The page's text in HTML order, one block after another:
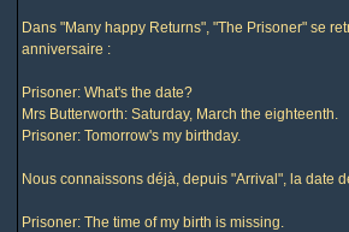
Dans "Many happy Returns", "The Prisoner" se
anniversaire :
Prisoner: What's the date?
Mrs Butterworth: Saturday, March the eighteenth.
Prisoner: Tomorrow's my birthday.
Nous connaissons déjà, depuis "Arrival", la date
Prisoner: The time of my birth is missing.